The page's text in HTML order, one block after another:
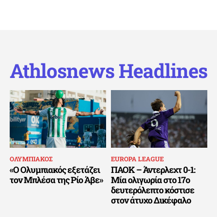
Athlosnews Headlines
ΟΛΥΜΠΙΑΚΟΣ
«Ο Ολυμπιακός εξετάζει
τον Μπλέσα της Ρίο Άβε»
EUROPA LEAGUE
ΠΑΟΚ – Άντερλεχτ 0-1:
Μία ολιγωρία στο 17ο
δευτερόλεπτο κόστισε
στον άτυχο Δικέφαλο